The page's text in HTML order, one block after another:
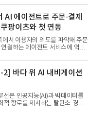
AI 에이전트로 주문·결제
팡이츠와 첫 연동
에서 이용자의 의도를 파악해 주문
결하는 에이전트 서비스에 역량
를 넓혀 AI를 새로운 톡비즈 성장
구상이다.정신아 카카오 대표는 6
발표 컨퍼런스콜에서 "AI는 톡비
심이자 주요 매출원으로 자리 잡
은 AI 사업 전략을 공개했다. 카카
한 2분기 연결 매출이 전년 동기
985억원, 영업이익은 36% 늘어
2] 바다 위 AI 내비게이션
선은 인공지능(AI)과 빅데이터를
적 항로를 제시하는 탈탄소·경제